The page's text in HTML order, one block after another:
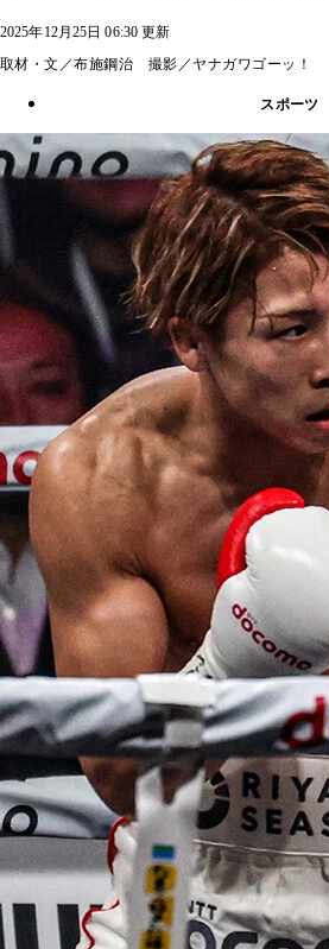
2025年12月25日 06:30 更新
取材・文／布施鋼治 撮影／ヤナガワゴーッ！
スポーツ